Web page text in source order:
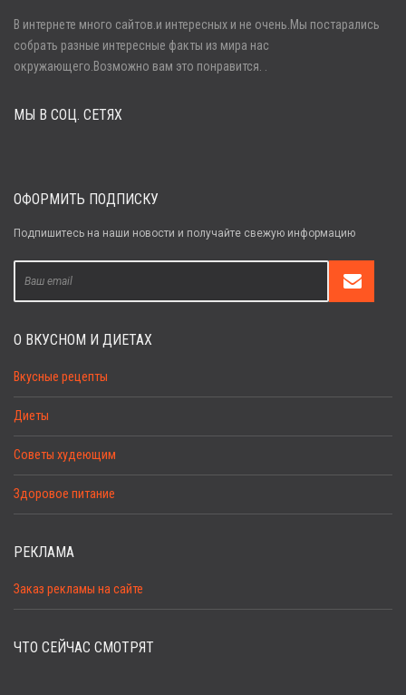
Войти
Забыли пароль?
В интернете много сайтов.и интересных и не очень.Мы постарались
собрать разные интересные факты из мира нас
окружающего.Возможно вам это понравится. .
МЫ В СОЦ. СЕТЯХ
ОФОРМИТЬ ПОДПИСКУ
Подпишитесь на наши новости и получайте свежую информацию
О ВКУСНОМ И ДИЕТАХ
Вкусные рецепты
Диеты
Советы худеющим
Здоровое питание
РЕКЛАМА
Заказ рекламы на сайте
ЧТО СЕЙЧАС СМОТРЯТ